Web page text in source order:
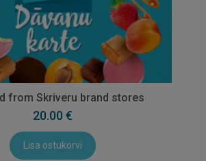
from Skriveru brand stores
20.00 €
Lisa ostukorvi